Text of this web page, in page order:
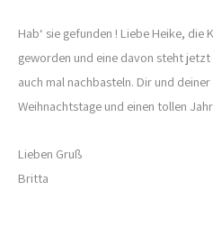
Hab‘ sie gefunden ! Liebe Heike,
geworden und eine davon steht
auch mal nachbasteln. Dir und
Weihnachtstage und einen tollen
Lieben Gruß
Britta